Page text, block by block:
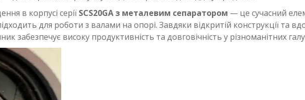
в корпусі серії SCS20GA з металевим сепаратором — це сучасний
для роботи з валами на опорі. Завдяки відкритій конструкції та
забезпечує високу продуктивність та довговічність у різноманітних